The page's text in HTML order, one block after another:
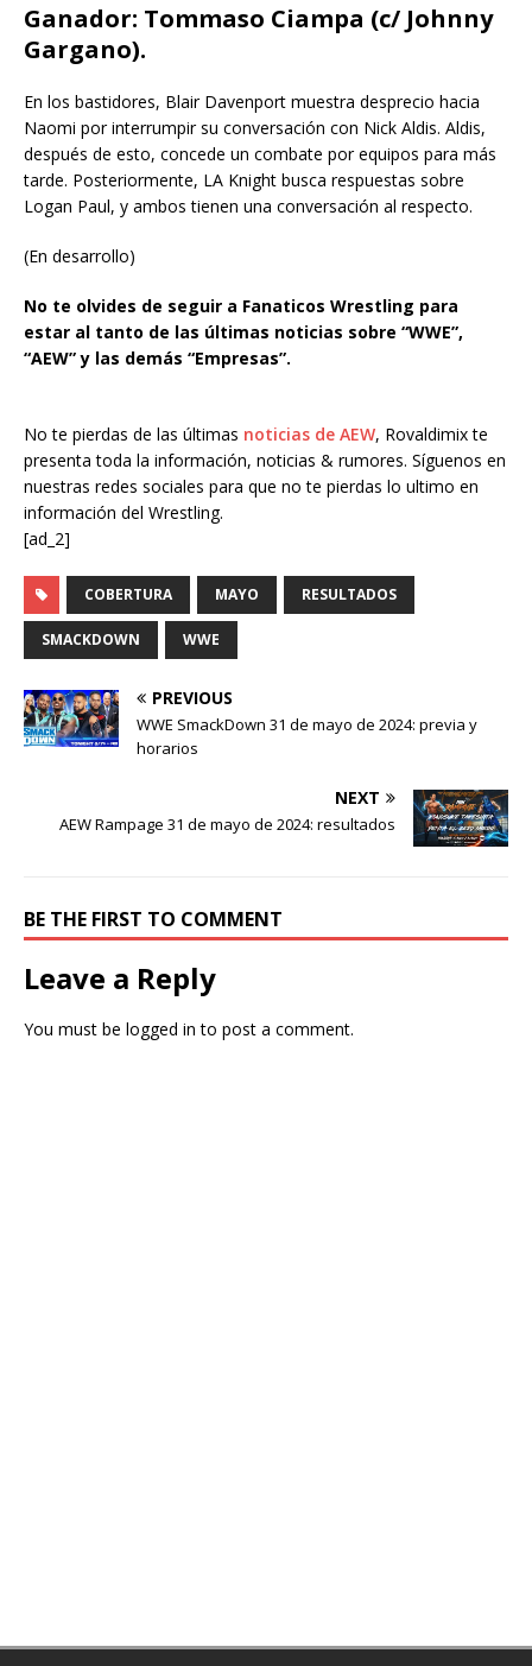
Ganador: Tommaso Ciampa (c/ Johnny
Gargano).
En los bastidores, Blair Davenport muestra desprecio hacia
Naomi por interrumpir su conversación con Nick Aldis. Aldis,
después de esto, concede un combate por equipos para más
tarde. Posteriormente, LA Knight busca respuestas sobre
Logan Paul, y ambos tienen una conversación al respecto.
(En desarrollo)
No te olvides de seguir a Fanaticos Wrestling para
estar al tanto de las últimas noticias sobre “WWE”,
“AEW” y las demás “Empresas”.
No te pierdas de las últimas noticias de AEW, Rovaldimix te
presenta toda la información, noticias & rumores. Síguenos en
nuestras redes sociales para que no te pierdas lo ultimo en
información del Wrestling.
[ad_2]
COBERTURA MAYO RESULTADOS
SMACKDOWN WWE
PREVIOUS
WWE SmackDown 31 de mayo de 2024: previa y
horarios
NEXT
AEW Rampage 31 de mayo de 2024: resultados
BE THE FIRST TO COMMENT
Leave a Reply
You must be logged in to post a comment.